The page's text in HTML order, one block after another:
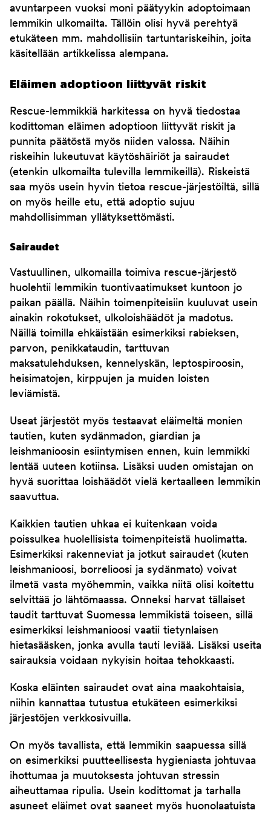
avuntarpeen vuoksi moni päätyykin adoptoimaan
lemmikin ulkomailta. Tällöin olisi hyvä perehtyä
etukäteen mm. mahdollisiin tartuntariskeihin, joita
käsitellään artikkelissa alempana.
Eläimen adoptioon liittyvät riskit
Rescue-lemmikkiä harkitessa on hyvä tiedostaa
kodittoman eläimen adoptioon liittyvät riskit ja
punnita päätöstä myös niiden valossa. Näihin
riskeihin lukeutuvat käytöshäiriöt ja sairaudet
(etenkin ulkomailta tulevilla lemmikeillä). Riskeistä
saa myös usein hyvin tietoa rescue-järjestöiltä, sillä
on myös heille etu, että adoptio sujuu
mahdollisimman yllätyksettömästi.
Sairaudet
Vastuullinen, ulkomailla toimiva rescue-järjestö
huolehtii lemmikin tuontivaatimukset kuntoon jo
paikan päällä. Näihin toimenpiteisiin kuuluvat usein
ainakin rokotukset, ulkoloishäädöt ja madotus.
Näillä toimilla ehkäistään esimerkiksi rabieksen,
parvon, penikkataudin, tarttuvan
maksatulehduksen, kennelyskän, leptospiroosin,
heisimatojen, kirppujen ja muiden loisten
leviämistä.
Useat järjestöt myös testaavat eläimeltä monien
tautien, kuten sydänmadon, giardian ja
leishmanioosin esiintymisen ennen, kuin lemmikki
lentää uuteen kotiinsa. Lisäksi uuden omistajan on
hyvä suorittaa loishäädöt vielä kertaalleen lemmikin
saavuttua.
Kaikkien tautien uhkaa ei kuitenkaan voida
poissulkea huolellisista toimenpiteistä huolimatta.
Esimerkiksi rakenneviat ja jotkut sairaudet (kuten
leishmanioosi, borrelioosi ja sydänmato) voivat
ilmetä vasta myöhemmin, vaikka niitä olisi koitettu
selvittää jo lähtömaassa. Onneksi harvat tällaiset
taudit tarttuvat Suomessa lemmikistä toiseen, sillä
esimerkiksi leishmanioosi vaatii tietynlaisen
hietasääsken, jonka avulla tauti leviää. Lisäksi useita
sairauksia voidaan nykyisin hoitaa tehokkaasti.
Koska eläinten sairaudet ovat aina maakohtaisia,
niihin kannattaa tutustua etukäteen esimerkiksi
järjestöjen verkkosivuilla.
On myös tavallista, että lemmikin saapuessa sillä
on esimerkiksi puutteellisesta hygieniasta johtuvaa
ihottumaa ja muutoksesta johtuvan stressin
aiheuttamaa ripulia. Usein kodittomat ja tarhalla
asuneet eläimet ovat saaneet myös huonolaatuista